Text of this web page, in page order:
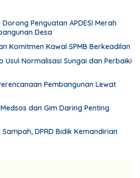
Penguatan APDESI Merah
Desa
Komitmen Kawal SPMB Berkeadilan
Usul Normalisasi Sungai dan Perbaiki
Pembangunan Lewat
dan Gim Daring Penting
DPRD Bidik Kemandirian